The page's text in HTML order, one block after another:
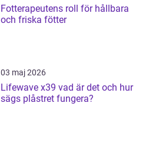
Fotterapeutens roll för hållbara
och friska fötter
03 maj 2026
Lifewave x39 vad är det och hur
sägs plåstret fungera?